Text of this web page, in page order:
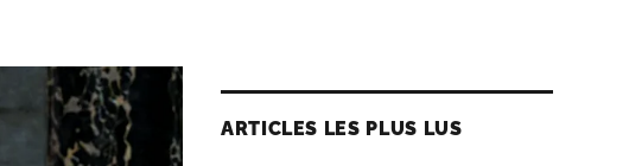
ARTICLES LES PLUS LUS